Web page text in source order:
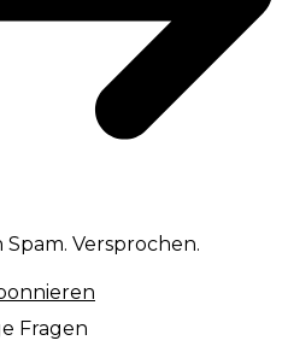
Versprochen.
Fragen